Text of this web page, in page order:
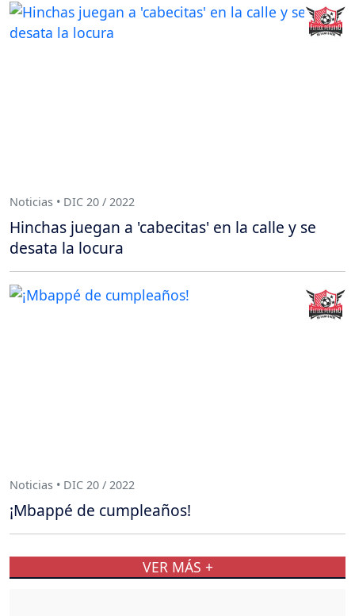
Noticias • DIC 20 / 2022
Hinchas juegan a 'cabecitas' en la calle y se
desata la locura
Noticias • DIC 20 / 2022
¡Mbappé de cumpleaños!
VER MÁS +